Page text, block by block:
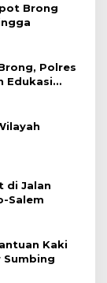
Brong
Polres
Edukasi
di Jalan
Salem
Kaki
Sumbing